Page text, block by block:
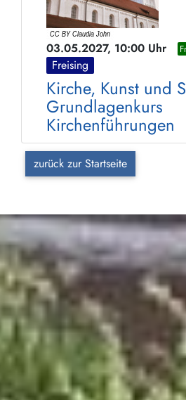
03.05.2027, 10:00 Uhr
Freising
Kirche, Kunst und
Grundlagenkurs
Kirchenführungen
zurück zur Startseite